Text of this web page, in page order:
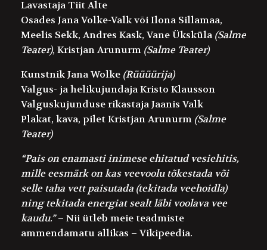
Lavastaja Tiit Alte
Osades Jana Volke-ValkvõiIlona Sillamaa,
Meelis Sekk,Andres Kask, Vane Üksküla (Salme
Teater), Kristjan Arunurm (Salme Teater)
KunstnikJana Wolke (Rüüüürija)
Valgus- ja helikujundajaKristo Klausson
Valguskujunduse rikastajaJaanis Valk
Plakat, kava, piletKristjan Arunurm (Salme
Teater)
“Pais on enamasti inimese ehitatud vesiehitis,
mille eesmärk on kas veevoolu tõkestada või
selle taha vett paisutada (tekitada veehoidla)
ning tekitada energiat sealt läbi voolava vee
kaudu.”– Nii ütleb meie teadmiste
ammendamatu allikas – Vikipeedia.